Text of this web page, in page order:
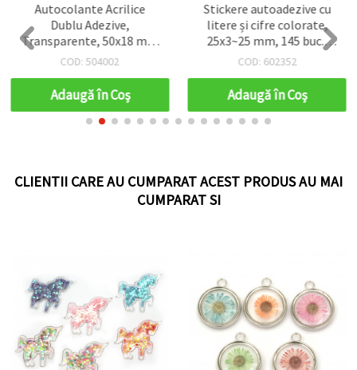
Autocolante Acrilice
Dublu Adezive,
Transparente, 50x18 mm
- 100 buc.
COD: 504002
Adaugă în Coş
Stickere autoadezive cu
litere și cifre colorate,
25x3~25 mm, 145 buc.,
pentru scrapbooking și
COD: 602352
Adaugă în Coş
CLIENTII CARE AU CUMPARAT ACEST PRODUS AU MAI
CUMPARAT SI